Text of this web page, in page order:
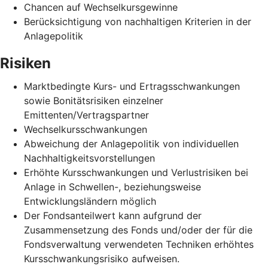
Chancen auf Wechselkursgewinne
Berücksichtigung von nachhaltigen Kriterien in der
Anlagepolitik
Risiken
Marktbedingte Kurs- und Ertragsschwankungen
sowie Bonitätsrisiken einzelner
Emittenten/Vertragspartner
Wechselkursschwankungen
Abweichung der Anlagepolitik von individuellen
Nachhaltigkeitsvorstellungen
Erhöhte Kursschwankungen und Verlustrisiken bei
Anlage in Schwellen-, beziehungsweise
Entwicklungsländern möglich
Der Fondsanteilwert kann aufgrund der
Zusammensetzung des Fonds und/oder der für die
Fondsverwaltung verwendeten Techniken erhöhtes
Kursschwankungsrisiko aufweisen.